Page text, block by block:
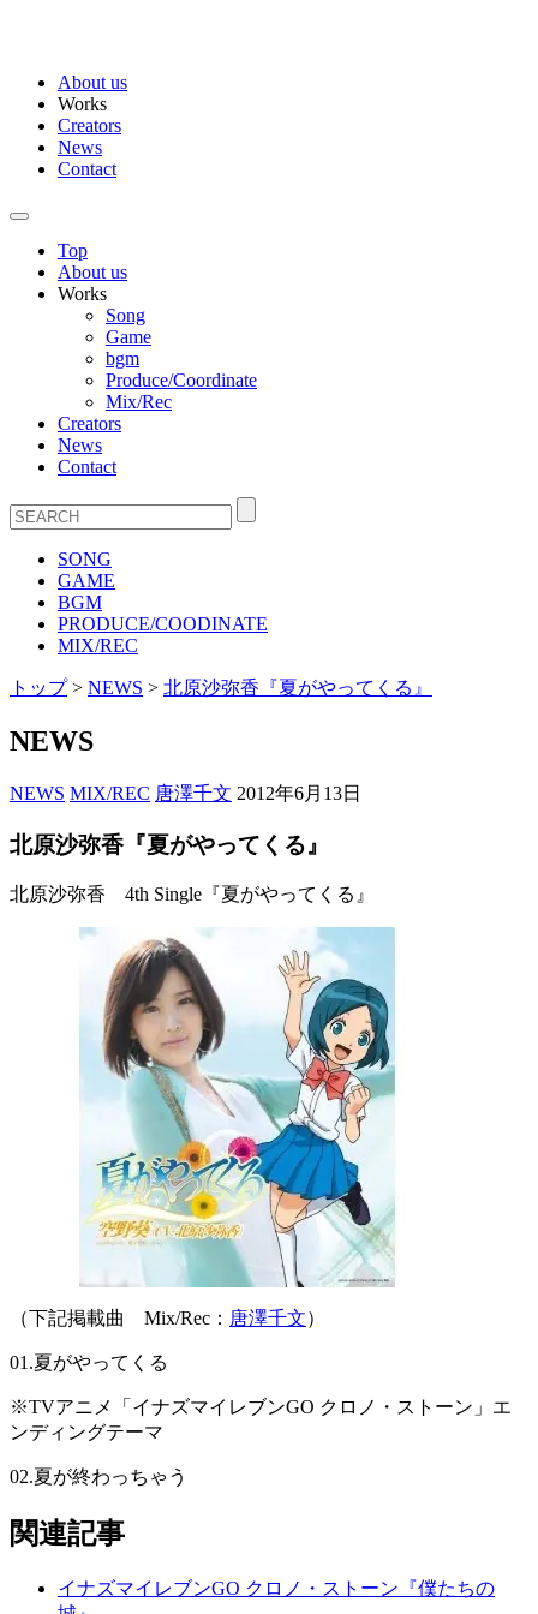
About us
Works
Creators
News
Contact
Top
About us
Works
Song
Game
bgm
Produce/Coordinate
Mix/Rec
Creators
News
Contact
SONG
GAME
BGM
PRODUCE/COODINATE
MIX/REC
トップ> NEWS > 北原沙弥香『夏がやってくる』
NEWS
NEWS MIX/REC 唐澤千文 2012年6月13日
北原沙弥香『夏がやってくる』
北原沙弥香 4th Single『夏がやってくる』
（下記掲載曲 Mix/Rec： 唐澤千文）
01.夏がやってくる
※TVアニメ「イナズマイレブンGO クロノ・ストーン」エ
ンディングテーマ
02.夏が終わっちゃう
関連記事
イナズマイレブンGO クロノ・ストーン『僕たちの